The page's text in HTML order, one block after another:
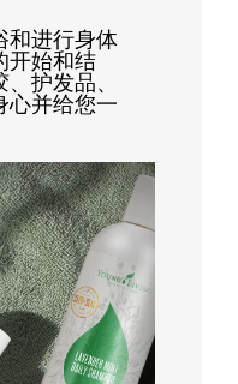
和进行身体
开始和结
护发品、
心并给您一